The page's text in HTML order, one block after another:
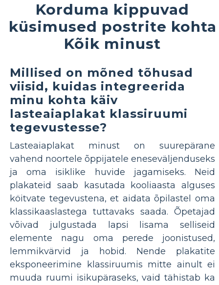
Korduma kippuvad
küsimused postrite kohta
Kõik minust
Millised on mõned tõhusad
viisid, kuidas integreerida
minu kohta käiv
lasteaiaplakat klassiruumi
tegevustesse?
Lasteaiaplakat minust on suurepärane
vahend noortele õppijatele eneseväljenduseks
ja oma isiklike huvide jagamiseks. Neid
plakateid saab kasutada kooliaasta alguses
köitvate tegevustena, et aidata õpilastel oma
klassikaaslastega tuttavaks saada. Õpetajad
võivad julgustada lapsi lisama selliseid
elemente nagu oma perede joonistused,
lemmikvärvid ja hobid. Nende plakatite
eksponeerimine klassiruumis mitte ainult ei
muuda ruumi isikupäraseks, vaid tähistab ka